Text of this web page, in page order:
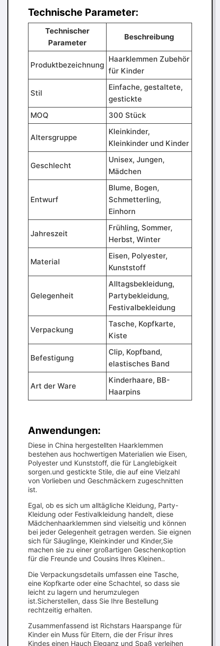
Technische Parameter:
Technischer
Parameter
Beschreibung
Produktbezeichnung
Haarklemmen Zubehör
für Kinder
Stil
Einfache, gestaltete,
gestickte
MOQ
300 Stück
Altersgruppe
Kleinkinder,
Kleinkinder und Kinder
Geschlecht
Unisex, Jungen,
Mädchen
Entwurf
Blume, Bogen,
Schmetterling,
Einhorn
Jahreszeit
Frühling, Sommer,
Herbst, Winter
Material
Eisen, Polyester,
Kunststoff
Gelegenheit
Alltagsbekleidung,
Partybekleidung,
Festivalbekleidung
Verpackung
Tasche, Kopfkarte,
Kiste
Befestigung
Clip, Kopfband,
elastisches Band
Art der Ware
Kinderhaare, BB-
Haarpins
Anwendungen:
Diese in China hergestellten Haarklemmen
bestehen aus hochwertigen Materialien wie Eisen,
Polyester und Kunststoff, die für Langlebigkeit
sorgen.und gestickte Stile, die auf eine Vielzahl
von Vorlieben und Geschmäckern zugeschnitten
ist.
Egal, ob es sich um alltägliche Kleidung, Party-
Kleidung oder Festivalkleidung handelt, diese
Mädchenhaarklemmen sind vielseitig und können
bei jeder Gelegenheit getragen werden. Sie eignen
sich für Säuglinge, Kleinkinder und Kinder,Sie
machen sie zu einer großartigen Geschenkoption
für die Freunde und Cousins Ihres Kleinen..
Die Verpackungsdetails umfassen eine Tasche,
eine Kopfkarte oder eine Schachtel, so dass sie
leicht zu lagern und herumzulegen
ist.Sicherstellen, dass Sie Ihre Bestellung
rechtzeitig erhalten.
Zusammenfassend ist Richstars Haarspange für
Kinder ein Muss für Eltern, die der Frisur ihres
Kindes einen Hauch Eleganz und Spaß verleihen